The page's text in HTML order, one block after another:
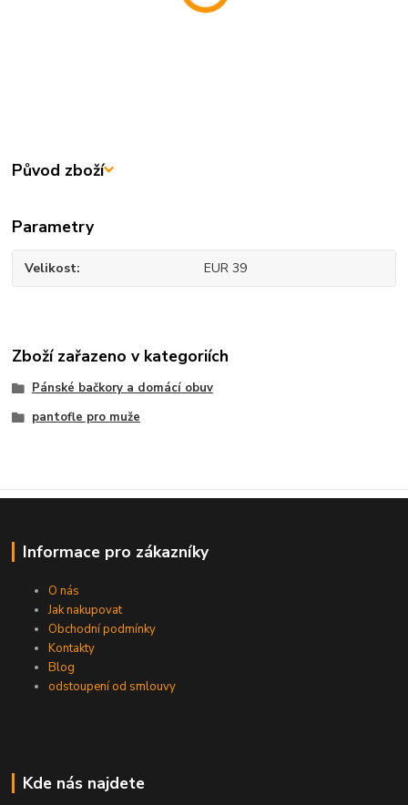
Původ zboží
Parametry
Velikost EUR 39
Zboží zařazeno v kategoriích
Pánské bačkory a domácí obuv
pantofle pro muže
Informace pro zákazníky
O nás
Jak nakupovat
Obchodní podmínky
Kontakty
Blog
odstoupení od smlouvy
Kde nás najdete